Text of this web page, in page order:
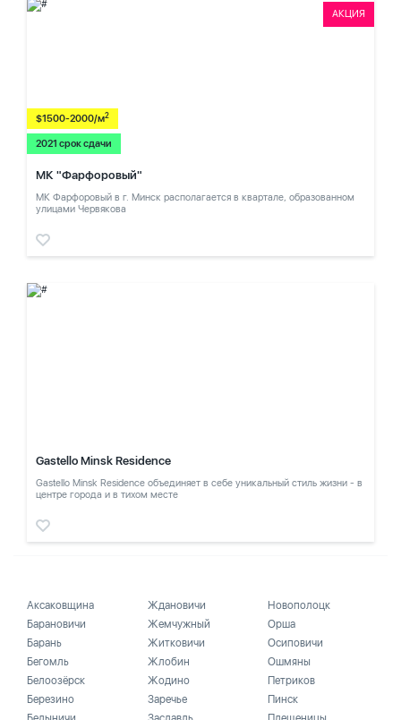
АКЦИЯ
$1500-2000/м2
2021 срок сдачи
МК "Фарфоровый"
МК Фарфоровый в г. Минск располагается в квартале, образованном
улицами Червякова
Gastello Minsk Residence
Gastello Minsk Residence объединяет в себе уникальный стиль жизни - в
центре города и в тихом месте
Аксаковщина
Барановичи
Барань
Бегомль
Белоозёрск
Березино
Ждановичи
Жемчужный
Житковичи
Жлобин
Жодино
Заречье
Новополоцк
Орша
Осиповичи
Ошмяны
Петриков
Пинск